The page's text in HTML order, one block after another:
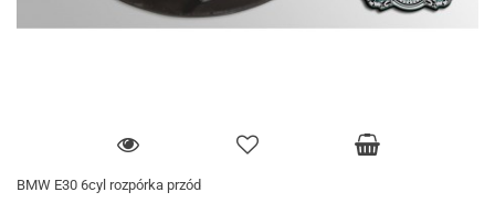
BMW E30 6cyl rozpórka przód